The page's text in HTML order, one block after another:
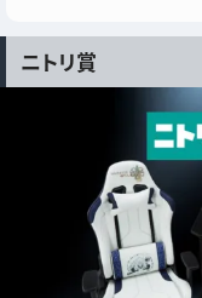
ニトリ賞